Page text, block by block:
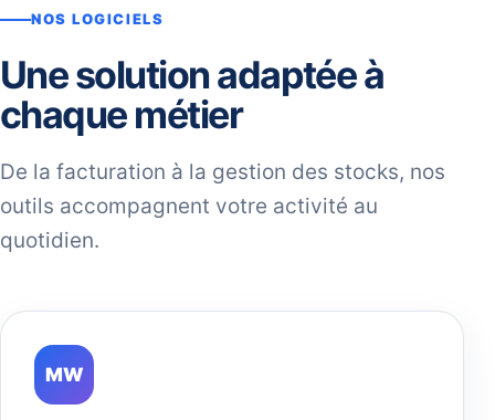
NOS LOGICIELS
Une solution adaptée à
chaque métier
De la facturation à la gestion des stocks, nos
outils accompagnent votre activité au
quotidien.
MW